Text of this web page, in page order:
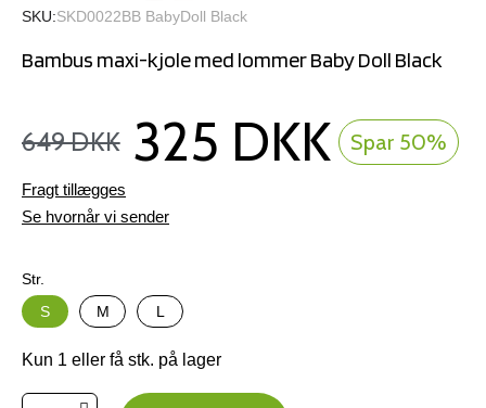
SKU SKD0022BB BabyDoll Black
Bambus maxi-kjole med lommer Baby Doll Black
649 DKK 325 DKK Spar 50%
Fragt tillægges
Se hvornår vi sender
Str.
S
M L
Kun 1 eller få stk. på lager